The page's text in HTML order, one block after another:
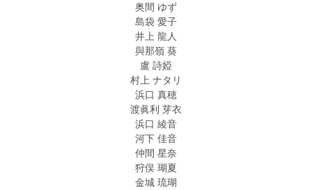
奥間 ゆず
島袋 愛子
井上 龍人
與那嶺 葵
盧 詩婭
村上 ナタリ
浜口 真穂
渡眞利 芽衣
浜口 綾音
河下 佳音
仲間 星奈
狩俣 瑚夏
金城 琉瑚